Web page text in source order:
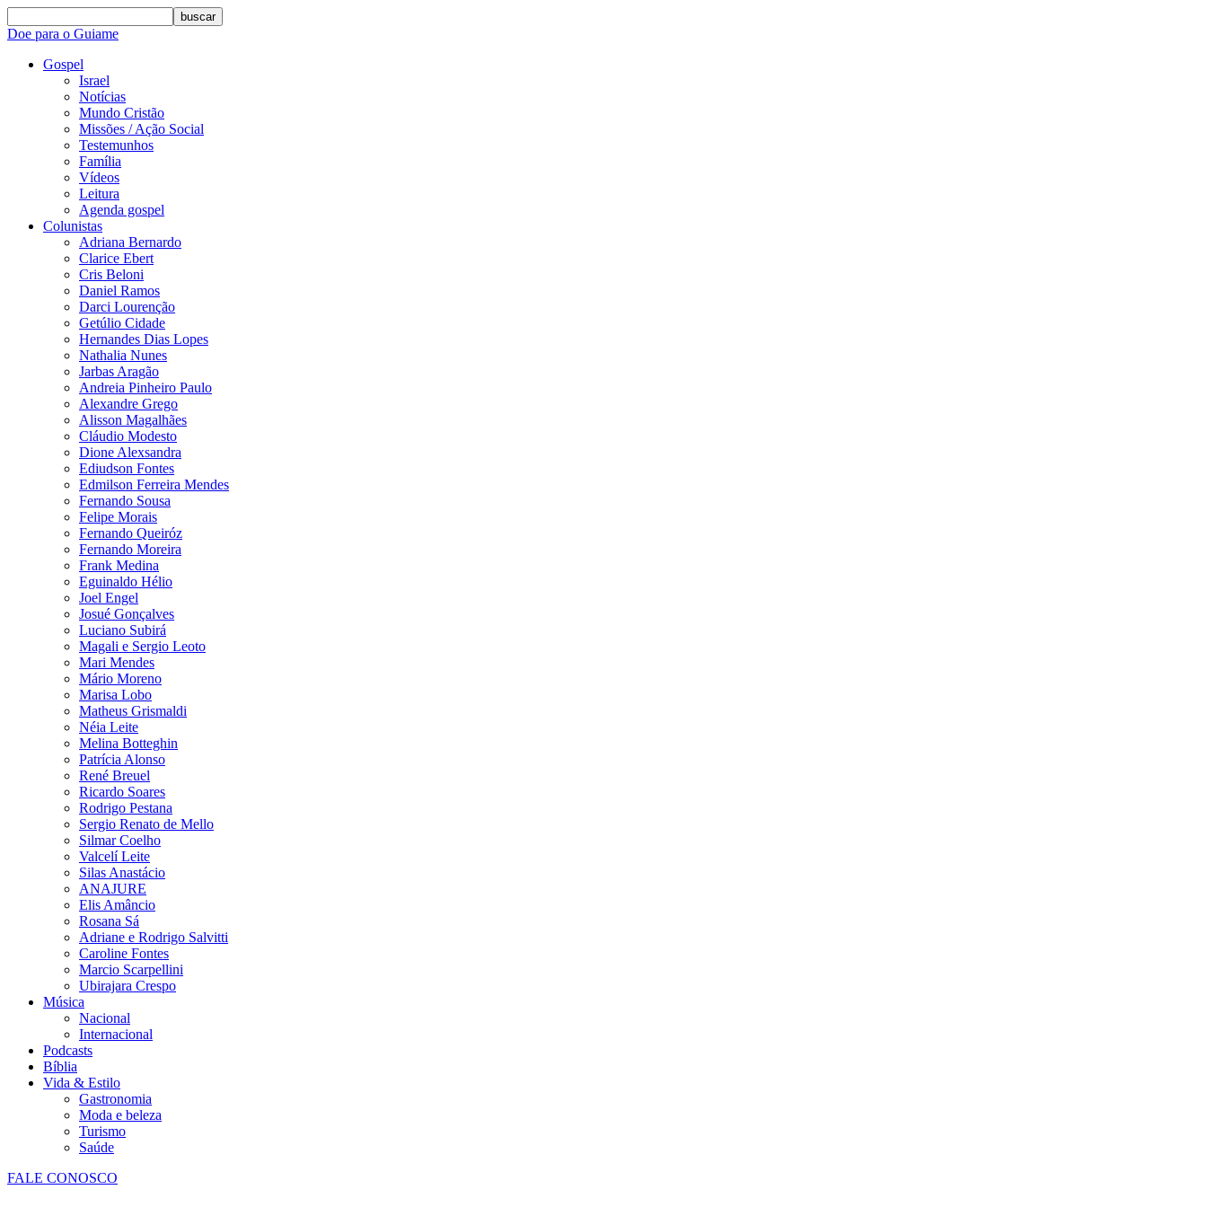
buscar
Doe para o Guiame
Gospel
Israel
Notícias
Mundo Cristão
Missões / Ação Social
Testemunhos
Família
Vídeos
Leitura
Agenda gospel
Colunistas
Adriana Bernardo
Clarice Ebert
Cris Beloni
Daniel Ramos
Darci Lourenção
Getúlio Cidade
Hernandes Dias Lopes
Nathalia Nunes
Jarbas Aragão
Andreia Pinheiro Paulo
Alexandre Grego
Alisson Magalhães
Cláudio Modesto
Dione Alexsandra
Ediudson Fontes
Edmilson Ferreira Mendes
Fernando Sousa
Felipe Morais
Fernando Queiróz
Fernando Moreira
Frank Medina
Eguinaldo Hélio
Joel Engel
Josué Gonçalves
Luciano Subirá
Magali e Sergio Leoto
Mari Mendes
Mário Moreno
Marisa Lobo
Matheus Grismaldi
Néia Leite
Melina Botteghin
Patrícia Alonso
René Breuel
Ricardo Soares
Rodrigo Pestana
Sergio Renato de Mello
Silmar Coelho
Valcelí Leite
Silas Anastácio
ANAJURE
Elis Amâncio
Rosana Sá
Adriane e Rodrigo Salvitti
Caroline Fontes
Marcio Scarpellini
Ubirajara Crespo
Música
Nacional
Internacional
Podcasts
Bíblia
Vida & Estilo
Gastronomia
Moda e beleza
Turismo
Saúde
FALE CONOSCO